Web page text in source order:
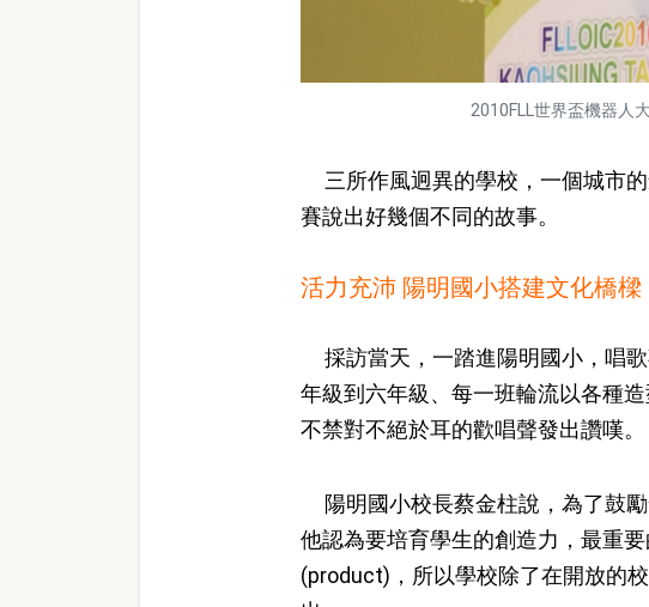
2010FLL世界盃機器人
三所作風迥異的學校，一個城市
賽說出好幾個不同的故事。
活力充沛 陽明國小搭建文化橋樑
採訪當天，一踏進陽明國小，唱
年級到六年級、每一班輪流以各種
不禁對不絕於耳的歡唱聲發出讚嘆。
陽明國小校長蔡金柱說，為了鼓勵
他認為要培育學生的創造力，最重
(product)，所以學校除了在開放的